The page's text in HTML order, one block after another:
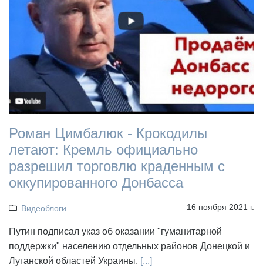
Роман Цимбалюк - Крокодилы
летают: Кремль официально
разрешил торговлю краденным с
оккупированного Донбасса
Видеоблоги 16 ноября 2021 г.
Путин подписал указ об оказании "гуманитарной
поддержки" населению отдельных районов Донецкой и
Луганской областей Украины. [...]